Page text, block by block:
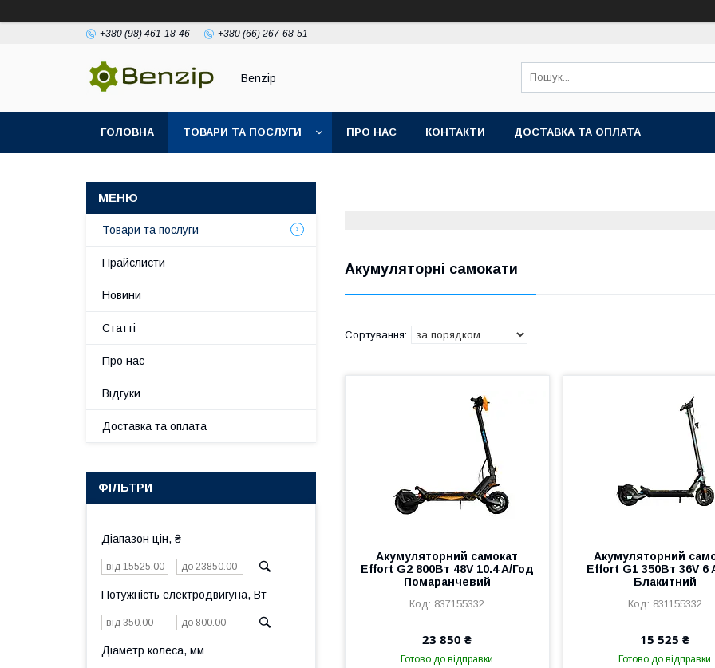
+380 (98) 461-18-46 +380 (66) 267-68-51
Benzip
ГОЛОВНА ТОВАРИ ТА ПОСЛУГИ ПРО НАС КОНТАКТИ ДОСТАВКА ТА ОПЛАТА
Акумуляторні самокати
Акумуляторний самокат
Effort G2 800Вт 48V 10.4 A/Год
Помаранчевий
837155332
23 850 ₴
Готово до відправки
Акумуляторний
Effort G1 350Вт 36V 6
Блакитний
831155332
15 525 ₴
Готово до відправки
Товари та послуги
Прайслисти
Новини
Статті
Про нас
Відгуки
Доставка та оплата
ФІЛЬТРИ
Діапазон цін, ₴
Потужність електродвигуна, Вт
Діаметр колеса, мм